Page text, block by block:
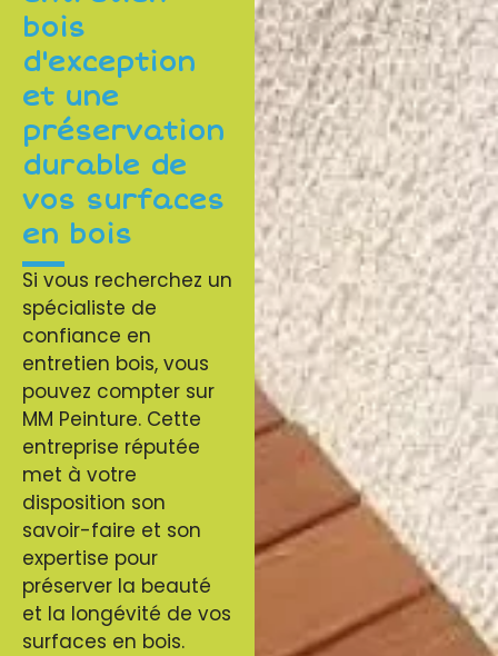
bois
d'exception
et une
préservation
durable de
vos surfaces
en bois
Si vous recherchez un
spécialiste de
confiance en
entretien bois, vous
pouvez compter sur
MM Peinture. Cette
entreprise réputée
met à votre
disposition son
savoir-faire et son
expertise pour
préserver la beauté
et la longévité de vos
surfaces en bois.